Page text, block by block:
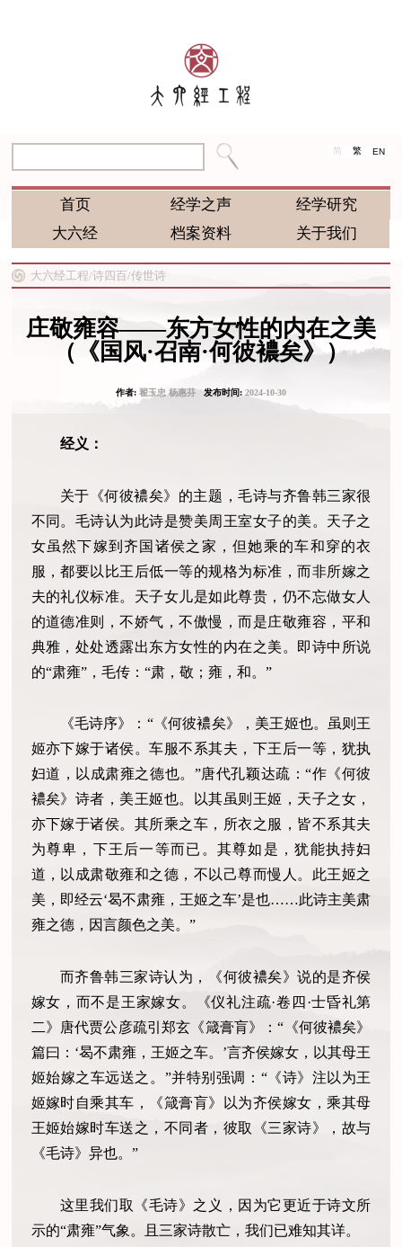
简 繁 EN
首页 经学之声
经学研究
大六经
档案资料 关于我们
大六经工程/诗四百/传世诗
庄敬雍容——东方女性的内在之美
（《国风·召南·何彼襛矣》）
作者: 翟玉忠 杨惠芬发布时间: 2024-10-30
经义：
关于《何彼襛矣》的主题，毛诗与齐鲁韩三家很
不同。毛诗认为此诗是赞美周王室女子的美。天子之
女虽然下嫁到齐国诸侯之家，但她乘的车和穿的衣
服，都要以比王后低一等的规格为标准，而非所嫁之
夫的礼仪标准。天子女儿是如此尊贵，仍不忘做女人
的道德准则，不娇气，不傲慢，而是庄敬雍容，平和
典雅，处处透露出东方女性的内在之美。即诗中所说
的“肃雍”，毛传：“肃，敬；雍，和。”
《毛诗序》：“《何彼襛矣》，美王姬也。虽则王
姬亦下嫁于诸侯。车服不系其夫，下王后一等，犹执
妇道，以成肃雍之德也。”唐代孔颖达疏：“作《何彼
襛矣》诗者，美王姬也。以其虽则王姬，天子之女，
亦下嫁于诸侯。其所乘之车，所衣之服，皆不系其夫
为尊卑，下王后一等而已。其尊如是，犹能执持妇
道，以成肃敬雍和之德，不以己尊而慢人。此王姬之
美，即经云‘曷不肃雍，王姬之车’是也……此诗主美肃
雍之德，因言颜色之美。”
而齐鲁韩三家诗认为，《何彼襛矣》说的是齐侯
嫁女，而不是王家嫁女。《仪礼注疏·卷四·士昏礼第
二》唐代贾公彦疏引郑玄《箴膏肓》：“《何彼襛矣》
篇曰：‘曷不肃雍，王姬之车。’言齐侯嫁女，以其母王
姬始嫁之车远送之。”并特别强调：“《诗》注以为王
姬嫁时自乘其车，《箴膏肓》以为齐侯嫁女，乘其母
王姬始嫁时车送之，不同者，彼取《三家诗》，故与
《毛诗》异也。”
这里我们取《毛诗》之义，因为它更近于诗文所
示的“肃雍”气象。且三家诗散亡，我们已难知其详。